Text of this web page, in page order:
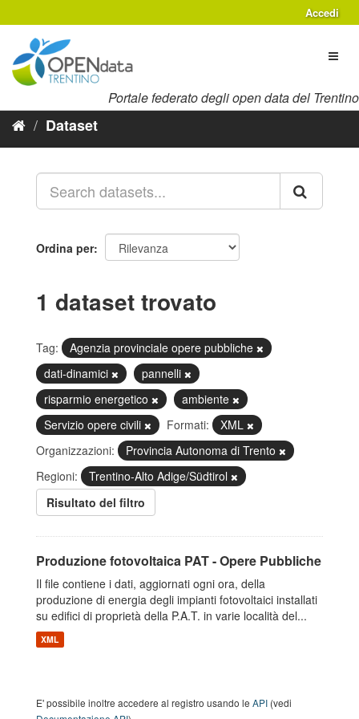
al
contenuto
Accedi
Portale federato degli open data del Trentino
Dataset
Ordina per
1 dataset trovato
Tag:
Agenzia provinciale opere pubbliche
dati-dinamici
pannelli
risparmio energetico
ambiente
Servizio opere civili
Formati:
XML
Organizzazioni:
Provincia Autonoma di Trento
Regioni:
Trentino-Alto Adige/Südtirol
Risultato del filtro
Produzione fotovoltaica PAT - Opere Pubbliche
Il file contiene i dati, aggiornati ogni ora, della
produzione di energia degli impianti fotovoltaici installati
su edifici di proprietà della P.A.T. in varie località del...
XML
E' possibile inoltre accedere al registro usando le API (vedi